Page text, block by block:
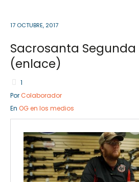
Empresa Privada
Servicios
17 OCTUBRE, 2017
Sacrosanta Segunda
(enlace)
1
Por Colaborador
En OG en los medios